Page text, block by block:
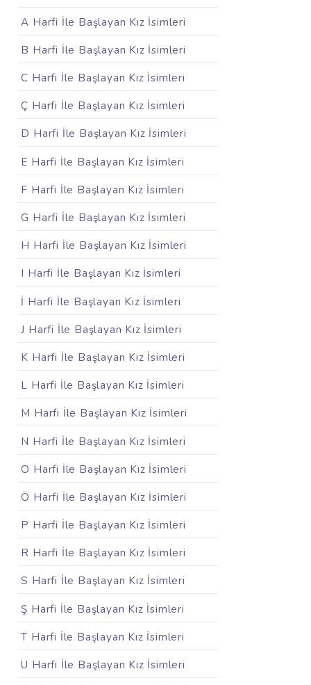
A Harfi İle Başlayan Kız İsimleri
B Harfi İle Başlayan Kız İsimleri
C Harfi İle Başlayan Kız İsimleri
Ç Harfi İle Başlayan Kız İsimleri
D Harfi İle Başlayan Kız İsimleri
E Harfi İle Başlayan Kız İsimleri
F Harfi İle Başlayan Kız İsimleri
G Harfi İle Başlayan Kız İsimleri
H Harfi İle Başlayan Kız İsimleri
I Harfi İle Başlayan Kız İsimleri
İ Harfi İle Başlayan Kız İsimleri
J Harfi İle Başlayan Kız İsimleri
K Harfi İle Başlayan Kız İsimleri
L Harfi İle Başlayan Kız İsimleri
M Harfi İle Başlayan Kız İsimleri
N Harfi İle Başlayan Kız İsimleri
O Harfi İle Başlayan Kız İsimleri
Ö Harfi İle Başlayan Kız İsimleri
P Harfi İle Başlayan Kız İsimleri
R Harfi İle Başlayan Kız İsimleri
S Harfi İle Başlayan Kız İsimleri
Ş Harfi İle Başlayan Kız İsimleri
T Harfi İle Başlayan Kız İsimleri
U Harfi İle Başlayan Kız İsimleri